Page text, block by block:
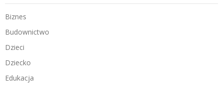
Biznes
Budownictwo
Dzieci
Dziecko
Edukacja